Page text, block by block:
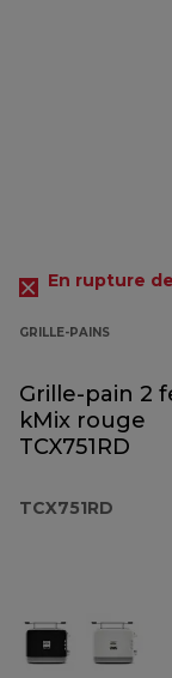
En rupture
GRILLE-PAINS
Grille-pain 2
kMix rouge
TCX751RD
TCX751RD